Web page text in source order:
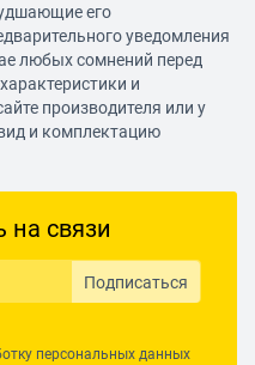
его
уведомления
любых сомнений перед
и
производителя или у
и комплектацию
на связи
Подписаться
персональных данных